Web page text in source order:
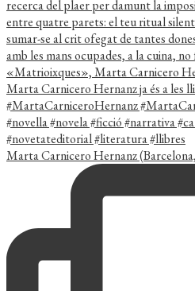
Marta Carnicero Hernanz